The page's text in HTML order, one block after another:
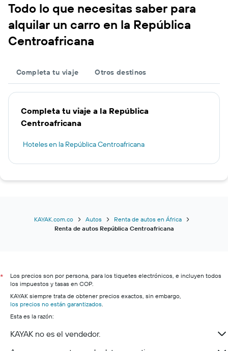
Todo lo que necesitas saber para
alquilar un carro en la República
Centroafricana
Completa tu viaje Otros destinos
Completa tu viaje a la República
Centroafricana
Hoteles en la República Centroafricana
KAYAK.com.co Autos
Renta de autos en África
Renta de autos República Centroafricana
*
Los precios son por persona, para los tiquetes electrónicos, e incluyen todos
los impuestos y tasas en COP.
KAYAK siempre trata de obtener precios exactos, sin embargo,
los precios no están garantizados.
Esta es la razón:
KAYAK no es el vendedor.